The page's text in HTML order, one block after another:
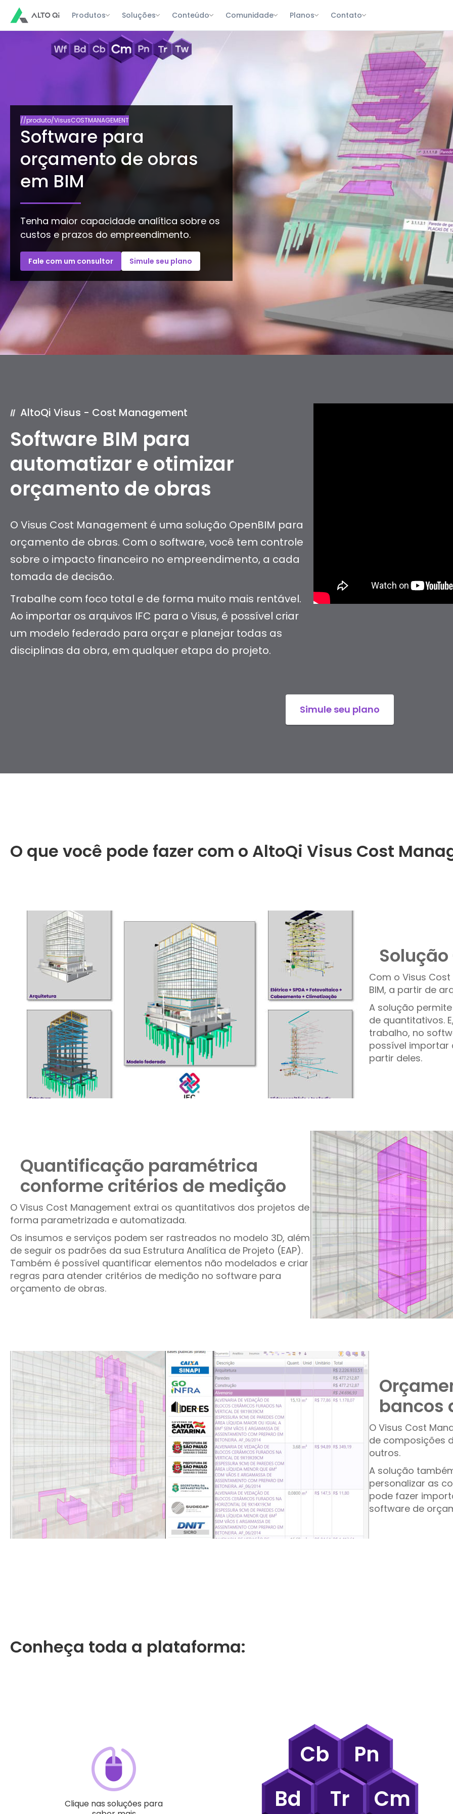
Produtos Soluções Conteúdo Comunidade Planos Contato
//produto/VisusCOSTMANAGEMENT
Software para
orçamento de obras
em BIM
Tenha maior capacidade analítica sobre os
custos e prazos do empreendimento.
Fale com um consultor Simule seu plano
AltoQi Visus - Cost Management
Software BIM para
automatizar e otimizar
orçamento de obras
O Visus Cost Management é uma solução OpenBIM para
orçamento de obras. Com o software, você tem controle
sobre o impacto financeiro no empreendimento, a cada
tomada de decisão.
Trabalhe com foco total e de forma muito mais rentável.
Ao importar os arquivos IFC para o Visus, é possível criar
um modelo federado para orçar e planejar todas as
disciplinas da obra, em qualquer etapa do projeto.
Simule seu plano
O que você pode fazer com o AltoQi Visus Cost
Com o Visus
BIM, a partir de
A solução
de quantitativos.
trabalho, no
possível importar
partir deles.
Quantificação paramétrica
conforme critérios de medição
O Visus Cost Management extrai os quantitativos dos projetos de
forma parametrizada e automatizada.
Os insumos e serviços podem ser rastreados no modelo 3D, além
de seguir os padrões da sua Estrutura Analítica de Projeto (EAP).
Também é possível quantificar elementos não modelados e criar
regras para atender critérios de medição no software para
orçamento de obras.
bancos
O Visus Cost
de composições
outros.
A solução
personalizar as
pode fazer
software de
Conheça toda a plataforma:
Cb
Pn
Bd
Tr Cm
Clique nas soluções para